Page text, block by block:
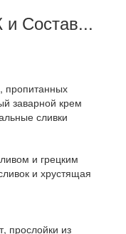
Состав...
пропитанных
заварной крем
сливки
и грецким
и хрустящая
прослойки из